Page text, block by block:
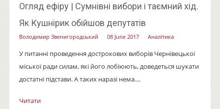
Огляд ефіру | Сумнівні вибори і таємний хід.
Як Кушнірик обійшов депутатів
Володимир Звенигородський 08 June 2017 Аналітика
У питанні проведення дострокових виборів Чернівецької
міської ради силам, які його лобіюють, доведеться шукати
достатні підстави. А таких наразі нема....
Читати